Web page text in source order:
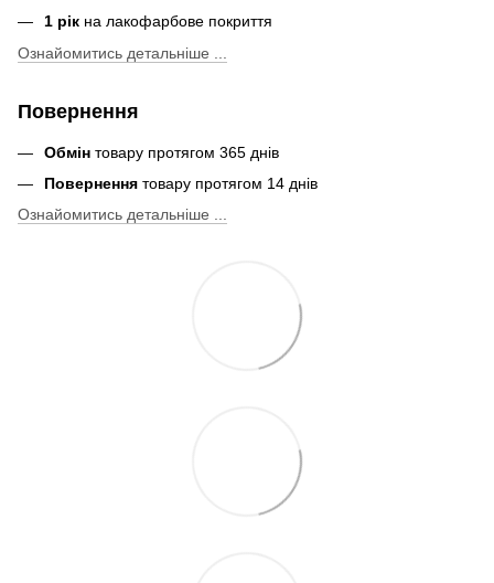
1 рік на лакофарбове покриття
Ознайомитись детальніше ...
Повернення
Обмін товару протягом 365 днів
Повернення товару протягом 14 днів
Ознайомитись детальніше ...